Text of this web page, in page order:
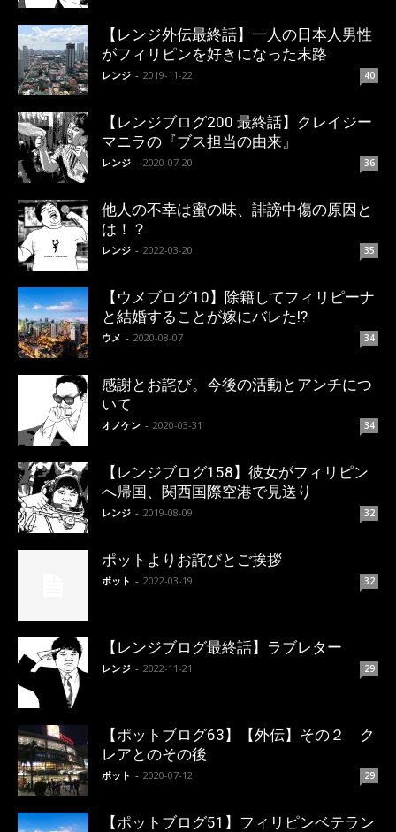
【レンジ外伝最終話】一人の日本人男性
がフィリピンを好きになった末路
レンジ - 2019-11-22 40
【レンジブログ200 最終話】クレイジー
マニラの『ブス担当の由来』
レンジ - 2020-07-20 36
他人の不幸は蜜の味、誹謗中傷の原因と
は！？
レンジ - 2022-03-20 35
【ウメブログ10】除籍してフィリピーナ
と結婚することが嫁にバレた!?
ウメ - 2020-08-07 34
感謝とお詫び。今後の活動とアンチにつ
いて
オノケン - 2020-03-31 34
【レンジブログ158】彼女がフィリピン
へ帰国、関西国際空港で見送り
レンジ - 2019-08-09 32
ポットよりお詫びとご挨拶
ポット - 2022-03-19 32
【レンジブログ最終話】ラブレター
レンジ - 2022-11-21 29
【ポットブログ63】【外伝】その２ ク
レアとのその後
ポット - 2020-07-12 29
【ポットブログ51】フィリピンベテラン